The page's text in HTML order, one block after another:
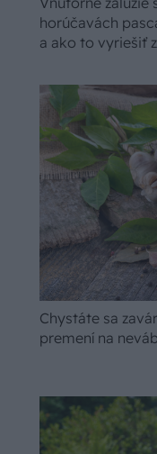
horúčavách
a ako to vyriešiť
Chystáte sa
premení na